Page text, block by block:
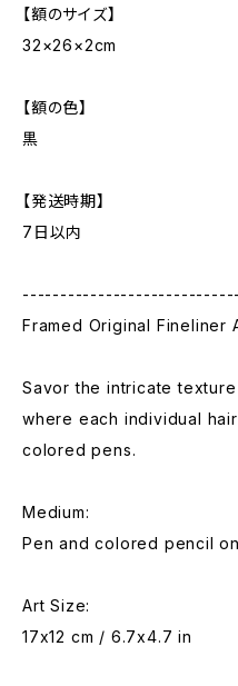
【額のサイズ】
32×26×2cm
【額の色】
黒
【発送時期】
7日以内
Framed Original Fineliner
Savor the intricate
where each individual
colored pens.
Medium:
Pen and colored pencil
Art Size:
17x12 cm / 6.7x4.7 in